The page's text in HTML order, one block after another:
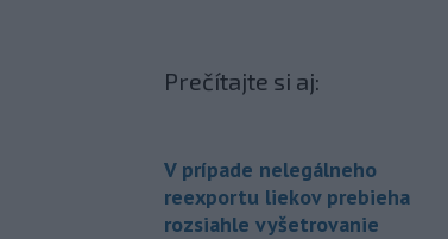
Prečítajte si aj:
V prípade nelegálneho
reexportu liekov prebieha
rozsiahle vyšetrovanie